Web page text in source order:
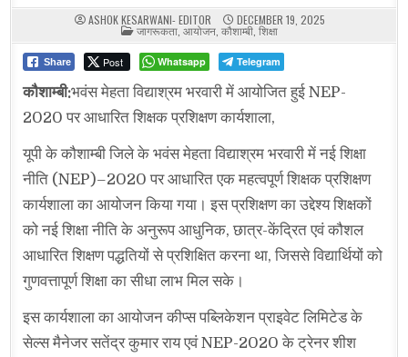
ASHOK KESARWANI- EDITOR DECEMBER 19, 2025
POSTED
IN
जागरूकता आयोजन कौशाम्बी शिक्षा
Share Post Whatsapp Telegram
कौशाम्बी:भवंस मेहता विद्याश्रम भरवारी में आयोजित हुई NEP-
2020 पर आधारित शिक्षक प्रशिक्षण कार्यशाला,
यूपी के कौशाम्बी जिले के भवंस मेहता विद्याश्रम भरवारी में नई शिक्षा
नीति (NEP)–2020 पर आधारित एक महत्वपूर्ण शिक्षक प्रशिक्षण
कार्यशाला का आयोजन किया गया। इस प्रशिक्षण का उद्देश्य शिक्षकों
को नई शिक्षा नीति के अनुरूप आधुनिक, छात्र-केंद्रित एवं कौशल
आधारित शिक्षण पद्धतियों से प्रशिक्षित करना था, जिससे विद्यार्थियों को
गुणवत्तापूर्ण शिक्षा का सीधा लाभ मिल सके।
इस कार्यशाला का आयोजन कीप्स पब्लिकेशन प्राइवेट लिमिटेड के
सेल्स मैनेजर सतेंद्र कुमार राय एवं NEP-2020 के ट्रेनर शीश